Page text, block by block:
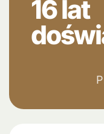
16 lat